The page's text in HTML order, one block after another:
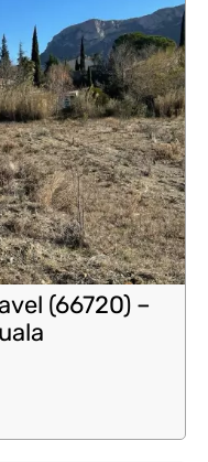
(66720) –